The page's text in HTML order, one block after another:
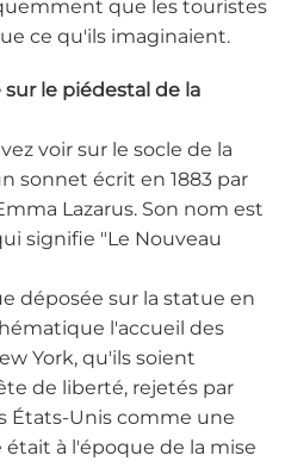
que les touristes
ce qu'ils imaginaient.
le piédestal de la
voir sur le socle de la
sonnet écrit en 1883 par
Lazarus. Son nom est
signifie "Le Nouveau
déposée sur la statue en
l'accueil des
York, qu'ils soient
de liberté, rejetés par
États-Unis comme une
à l'époque de la mise